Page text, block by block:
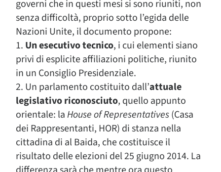
governi che in questi mesi si sono riuniti, non
senza difficoltà, proprio sotto l’egida delle
Nazioni Unite, il documento propone:
1. Un esecutivo tecnico, i cui elementi siano
privi di esplicite affiliazioni politiche, riunito
in un Consiglio Presidenziale.
2. Un parlamento costituito dall’attuale
legislativo riconosciuto, quello appunto
orientale: laHouse of Representatives(Casa
dei Rappresentanti, HOR) di stanza nella
cittadina di al Baida, che costituisce il
risultato delle elezioni del 25 giugno 2014. La